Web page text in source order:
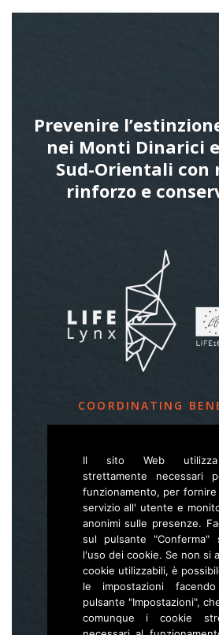
Prevenire
nei Monti Dinarici
Sud-Orientali con
rinforzo e
COORDINATING
Slovenia Forest
Večna pot 2, SI – 1000
E
Wwww.zgs.si
Sitemap
Il sito Web utilizza
strettamente necessari
funzionamento, per
servizio all' utente e
anonimi sulle presenze.
sul pulsante "Conferma"
l'uso dei cookie. Se non si
cookie utilizzabili, è
le impostazioni
pulsante "Impostazioni",
comunque i cookie